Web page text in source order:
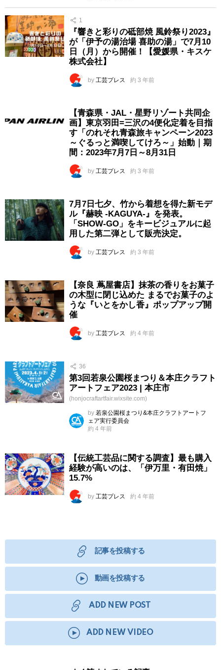
1
『響きと彩りの砥部焼 風鈴祭り2023』
が「伊予の湯治場 喜助の湯」で7月10
日（月）から開催！【愛媛県・キスケ
株式会社】
by 工芸プレス 約 3 年前
【青森県・JAL・星野リゾート共同企
画】東京羽田=三沢の4便化定着を目指
す「のれそれ青森旅キャンペーン2023
～ぐるっと満喫してけろ～」始動｜期
間：2023年7月7日～8月31日
by 工芸プレス 約 3 年前
7月7日七夕、竹から着想を得た新モデ
ル『赫映 -KAGUYA-』を発表。
「SHOW-GO」をキービジュアルに起
用した第二弾として販売決定。
by 工芸プレス 約 3 年前
【奈良 蔦屋書店】抹茶の香りをお菓子
の木型に閉じ込めた まるでお菓子のよ
うな『いとをかし香』ポップアップ開
催
by 工芸プレス 約 4 年前
36
第3回若泉公園桜まつり＆本庄クラフト
アートフェア2023 | 本庄市
(honjocraftartfair.wixsite.com)
by 若泉公園桜まつり&本庄クラフトアートフ
ェア実行委員会
約 4 年前
【伝統工芸品に関する調査】最も購入
経験が高いのは、「伊万里・有田焼」
15.7%
by 工芸プレス 約 4 年前
記事を投稿する
動画を投稿する
ADD NEW POST
ADD NEW VIDEO